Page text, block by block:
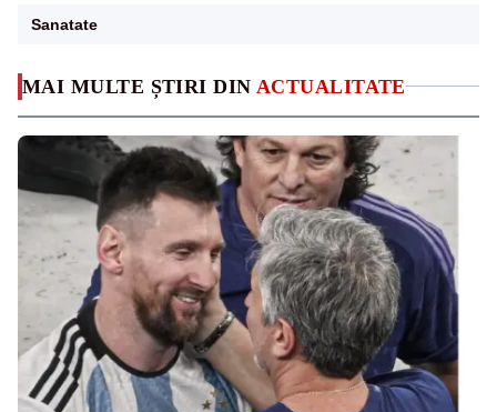
MAI MULTE ȘTIRI DIN ACTUALITATE
Sanatate